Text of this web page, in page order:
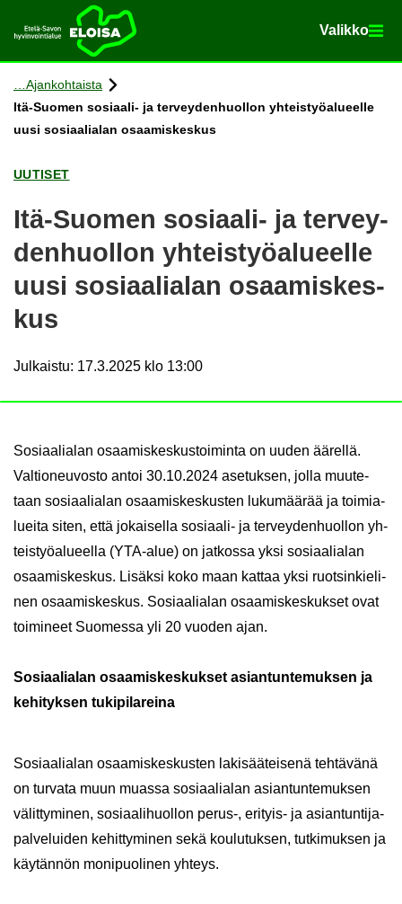
Etusi­vu Va­lik­ko
Va­lik­ko
Siir­ry si­säl­töön
Ajan­koh­tais­ta
Itä-​Suomen sosiaali-​ ja ter­vey­den­huol­lon yh­teis­työ­alu­eel­le
uusi so­si­aa­lia­lan osaa­mis­kes­kus
UU­TI­SET
Itä-​Suomen sosiaali-​ ja ter­vey­
den­huol­lon yh­teis­työ­alu­eel­le
uusi so­si­aa­lia­lan osaa­mis­kes­
kus
Julkaistu: 17.3.2025 klo 13:00
So­si­aa­lia­lan osaa­mis­kes­kus­toi­min­ta on uuden ää­rel­lä.
Val­tio­neu­vos­to antoi 30.10.2024 ase­tuk­sen, jolla muu­te­
taan so­si­aa­lia­lan osaa­mis­kes­kus­ten lu­ku­mää­rää ja toi­mia­
luei­ta siten, että jo­kai­sel­la sosiaali-​ ja ter­vey­den­huol­lon yh­
teis­työ­alu­eel­la (YTA-​alue) on jat­kos­sa yksi so­si­aa­lia­lan
osaa­mis­kes­kus. Li­säk­si koko maan kat­taa yksi ruot­sin­kie­li­
nen osaa­mis­kes­kus. So­si­aa­lia­lan osaa­mis­kes­kuk­set ovat
toi­mi­neet Suo­mes­sa yli 20 vuo­den ajan.
So­si­aa­lia­lan osaa­mis­kes­kuk­set asian­tun­te­muk­sen ja
ke­hi­tyk­sen tu­ki­pi­la­rei­na
So­si­aa­lia­lan osaa­mis­kes­kus­ten la­ki­sää­tei­se­nä teh­tä­vä­nä
on tur­va­ta muun muas­sa so­si­aa­lia­lan asian­tun­te­muk­sen
vä­lit­ty­mi­nen, so­si­aa­li­huol­lon perus-​, erityis-​ ja asian­tun­ti­ja­
pal­ve­lui­den ke­hit­ty­mi­nen sekä kou­lu­tuk­sen, tut­ki­muk­sen ja
käy­tän­nön mo­ni­puo­li­nen yh­teys.